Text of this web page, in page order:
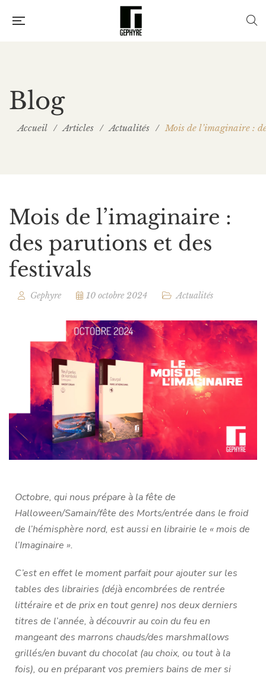
Blog
Accueil / Articles / Actualités / Mois de l’imaginaire :
Mois de l’imaginaire :
des parutions et des
festivals
Gephyre 10 octobre 2024 Actualités
Octobre, qui nous prépare à la fête de
Halloween/Samain/fête des Morts/entrée dans le froid
de l’hémisphère nord, est aussi en librairie le « mois de
l’Imaginaire ».
C’est en effet le moment parfait pour ajouter sur les
tables des librairies (déjà encombrées de rentrée
littéraire et de prix en tout genre) nos deux derniers
titres de l’année, à découvrir au coin du feu en
mangeant des marrons chauds/des marshmallows
grillés/en buvant du chocolat (au choix, ou tout à la
fois), ou en préparant vos premiers bains de mer si